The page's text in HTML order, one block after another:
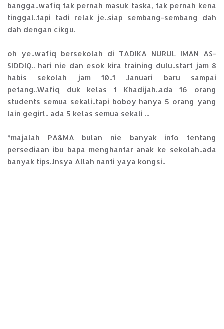
bangga..wafiq tak pernah masuk taska, tak pernah kena
tinggal..tapi tadi relak je..siap sembang-sembang dah
dah dengan cikgu.
oh ye..wafiq bersekolah di TADIKA NURUL IMAN AS-
SIDDIQ.. hari nie dan esok kira training dulu..start jam 8
habis sekolah jam 10..1 Januari baru sampai
petang..Wafiq duk kelas 1 Khadijah..ada 16 orang
students semua sekali..tapi boboy hanya 5 orang yang
lain gegirl.. ada 5 kelas semua sekali ...
*majalah PA&MA bulan nie banyak info tentang
persediaan ibu bapa menghantar anak ke sekolah..ada
banyak tips..Insya Allah nanti yaya kongsi..